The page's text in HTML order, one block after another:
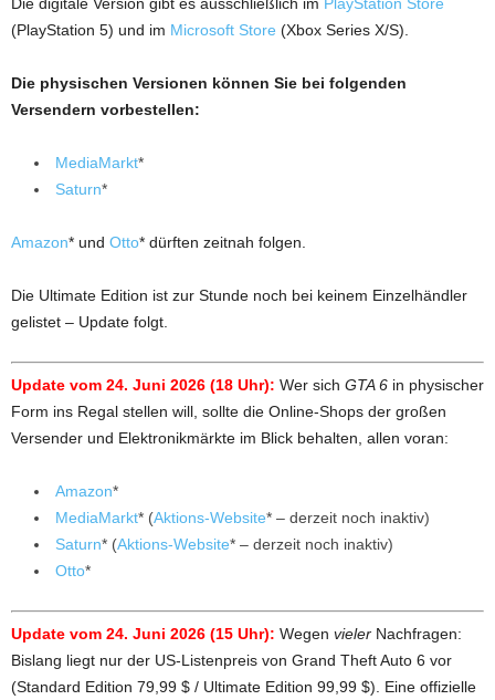
(PlayStation 5) und im Microsoft Store (Xbox Series X/S).
Die physischen Versionen können Sie bei folgenden
Versendern vorbestellen:
MediaMarkt*
Saturn*
Amazon* und Otto* dürften zeitnah folgen.
Die Ultimate Edition ist zur Stunde noch bei keinem Einzelhändler
gelistet – Update folgt.
Update vom 24. Juni 2026 (18 Uhr): Wer sich GTA 6 in physischer
Form ins Regal stellen will, sollte die Online-Shops der großen
Versender und Elektronikmärkte im Blick behalten, allen voran:
Amazon*
MediaMarkt* (Aktions-Website* – derzeit noch inaktiv)
Saturn* (Aktions-Website* – derzeit noch inaktiv)
Otto*
Update vom 24. Juni 2026 (15 Uhr): Wegen vieler Nachfragen:
Bislang liegt nur der US-Listenpreis von Grand Theft Auto 6 vor
(Standard Edition 79,99 $ / Ultimate Edition 99,99 $). Eine offizielle